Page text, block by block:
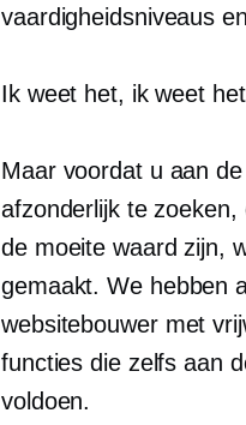
vaardigheidsniveaus
Ik weet het, ik weet
Maar voordat u aan
afzonderlijk te
de moeite waard zijn,
gemaakt. We hebben
websitebouwer met
functies die zelfs aan
voldoen.